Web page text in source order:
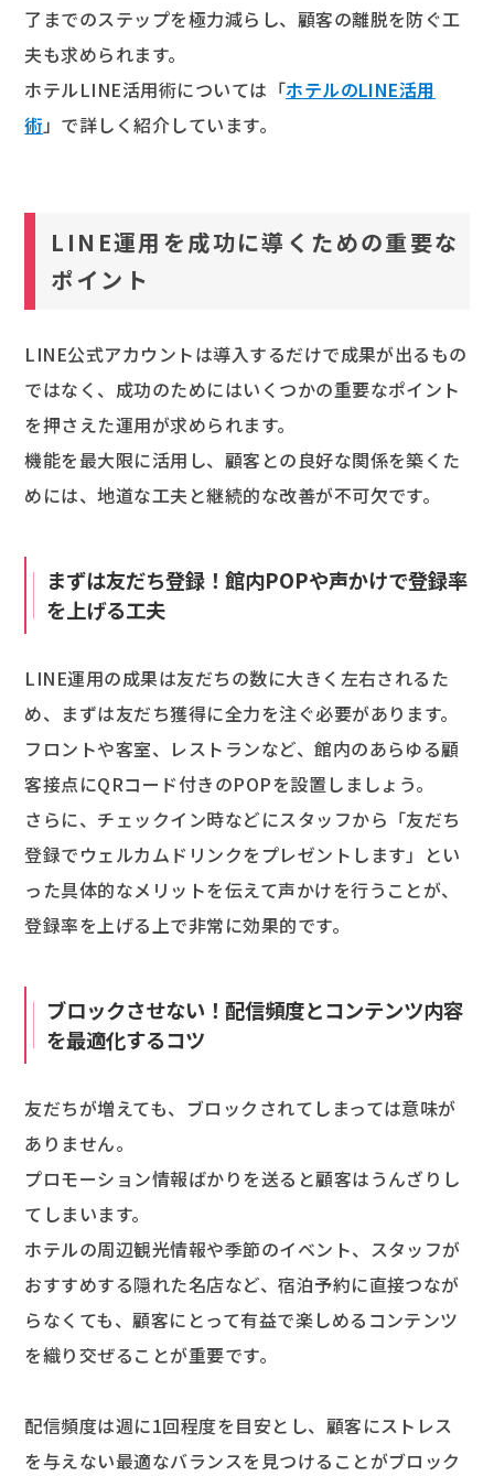
了までのステップを極力減らし、顧客の離脱を防ぐ工
夫も求められます。
ホテルLINE活用術については「ホテルのLINE活用
術」で詳しく紹介しています。
LINE運用を成功に導くための重要な
ポイント
LINE公式アカウントは導入するだけで成果が出るもの
ではなく、成功のためにはいくつかの重要なポイント
を押さえた運用が求められます。
機能を最大限に活用し、顧客との良好な関係を築くた
めには、地道な工夫と継続的な改善が不可欠です。
まずは友だち登録！館内POPや声かけで登録率
を上げる工夫
LINE運用の成果は友だちの数に大きく左右されるた
め、まずは友だち獲得に全力を注ぐ必要があります。
フロントや客室、レストランなど、館内のあらゆる顧
客接点にQRコード付きのPOPを設置しましょう。
さらに、チェックイン時などにスタッフから「友だち
登録でウェルカムドリンクをプレゼントします」とい
った具体的なメリットを伝えて声かけを行うことが、
登録率を上げる上で非常に効果的です。
ブロックさせない！配信頻度とコンテンツ内容
を最適化するコツ
友だちが増えても、ブロックされてしまっては意味が
ありません。
プロモーション情報ばかりを送ると顧客はうんざりし
てしまいます。
ホテルの周辺観光情報や季節のイベント、スタッフが
おすすめする隠れた名店など、宿泊予約に直接つなが
らなくても、顧客にとって有益で楽しめるコンテンツ
を織り交ぜることが重要です。
配信頻度は週に1回程度を目安とし、顧客にストレス
を与えない最適なバランスを見つけることがブロック